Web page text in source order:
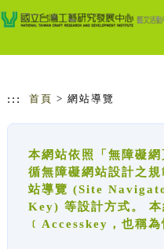
跳到主要內容
網站導覽
::: 首頁 > 網站導覽
本網站依照「無障礙
循無障礙網站設計之
站導覽 (Site
Key) 等設計方式。 本
﹝Accesskey，也稱為